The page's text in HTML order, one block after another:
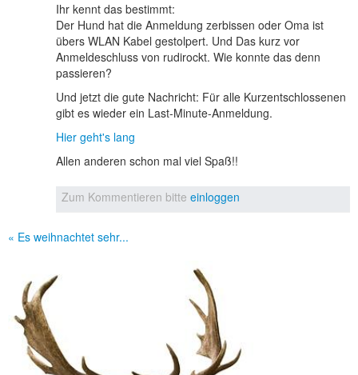
Ihr kennt das bestimmt:
Der Hund hat die Anmeldung zerbissen oder Oma ist
übers WLAN Kabel gestolpert. Und Das kurz vor
Anmeldeschluss von rudirockt. Wie konnte das denn
passieren?
Und jetzt die gute Nachricht: Für alle Kurzentschlossenen
gibt es wieder ein Last-Minute-Anmeldung.
Hier geht's lang
Allen anderen schon mal viel Spaß!!
Zum Kommentieren bitte einloggen
« Es weihnachtet sehr...